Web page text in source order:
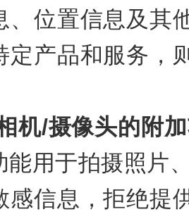
、位置信息及其
定产品和服务，
机/摄像头的附
能用于拍摄照片
感信息，拒绝提